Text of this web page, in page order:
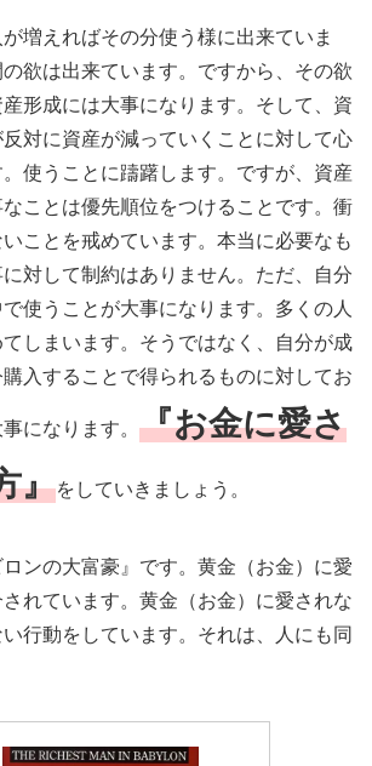
増えればその分使う様に出来ていま
欲は出来ています。ですから、その欲
形成には大事になります。そして、資
対に資産が減っていくことに対して心
使うことに躊躇します。ですが、資産
ことは優先順位をつけることです。衝
ことを戒めています。本当に必要なも
対して制約はありません。ただ、自分
使うことが大事になります。多くの人
しまいます。そうではなく、自分が成
入することで得られるものに対してお
になります。 『お金に愛さ
』をしていきましょう。
ンの大富豪』です。黄金（お金）に愛
れています。黄金（お金）に愛されな
行動をしています。それは、人にも同